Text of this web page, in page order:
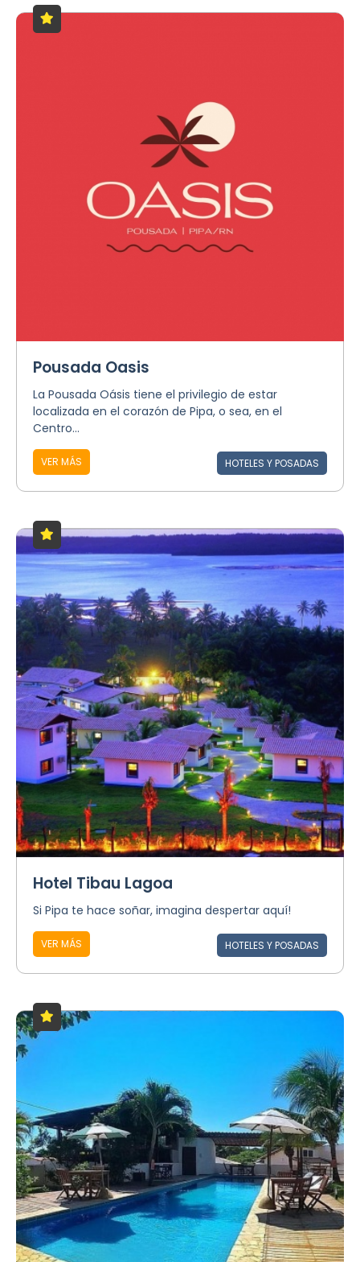
Pousada Oasis
La Pousada Oásis tiene el privilegio de estar
localizada en el corazón de Pipa, o sea, en el
Centro...
VER MÁS HOTELES Y POSADAS
Hotel Tibau Lagoa
Si Pipa te hace soñar, imagina despertar aquí!
VER MÁS HOTELES Y POSADAS